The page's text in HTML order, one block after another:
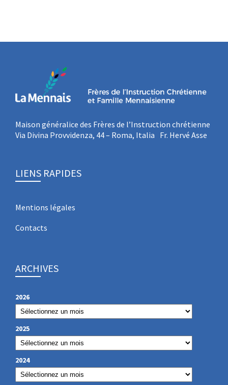
Maison généralice des Frères de l’Instruction chrétienne
Via Divina Provvidenza, 44 – Roma, Italia Fr. Hervé Asse
LIENS RAPIDES
Mentions légales
Contacts
ARCHIVES
2026
2025
2024